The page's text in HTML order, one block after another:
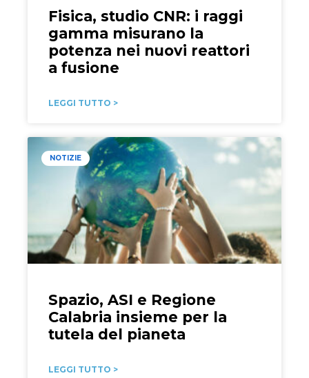
Fisica, studio CNR: i raggi
gamma misurano la
potenza nei nuovi reattori
a fusione
LEGGI TUTTO >
NOTIZIE
Spazio, ASI e Regione
Calabria insieme per la
tutela del pianeta
LEGGI TUTTO >